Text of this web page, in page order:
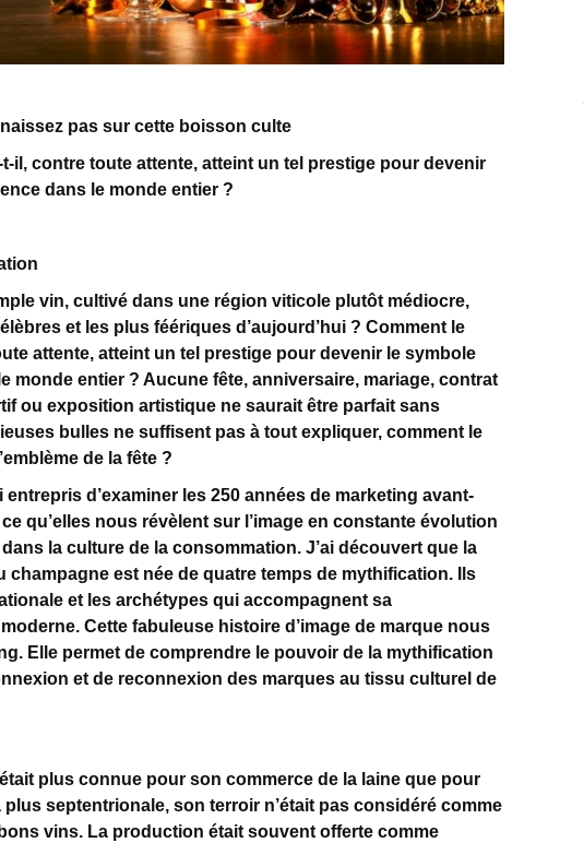
pas sur cette boisson culte
il, contre toute attente, atteint un tel prestige pour devenir
dans le monde entier ?
vin, cultivé dans une région viticole plutôt médiocre,
et les plus féériques d’aujourd’hui ? Comment le
attente, atteint un tel prestige pour devenir le symbole
monde entier ? Aucune fête, anniversaire, mariage, contrat
ou exposition artistique ne saurait être parfait sans
bulles ne suffisent pas à tout expliquer, comment le
de la fête ?
entrepris d’examiner les 250 années de marketing avant-
qu’elles nous révèlent sur l’image en constante évolution
la culture de la consommation. J’ai découvert que la
champagne est née de quatre temps de mythification. Ils
et les archétypes qui accompagnent sa
Cette fabuleuse histoire d’image de marque nous
Elle permet de comprendre le pouvoir de la mythification
et de reconnexion des marques au tissu culturel de
plus connue pour son commerce de la laine que pour
septentrionale, son terroir n’était pas considéré comme
vins. La production était souvent offerte comme